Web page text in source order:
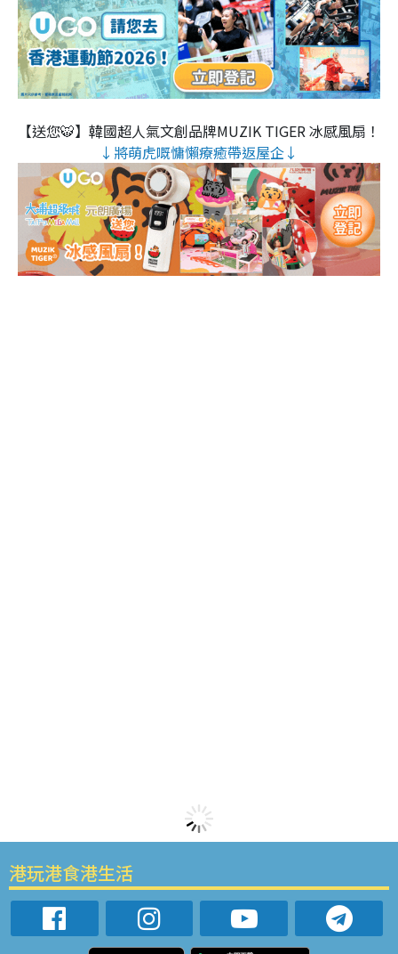
【送您🐯】韓國超人氣文創品牌MUZIK TIGER 冰感風扇！
↓將萌虎嘅慵懶療癒帶返屋企↓
港玩港食港生活